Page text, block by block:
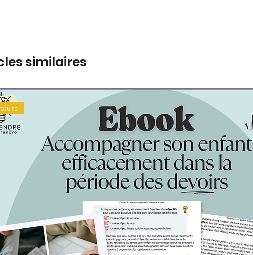
similaires